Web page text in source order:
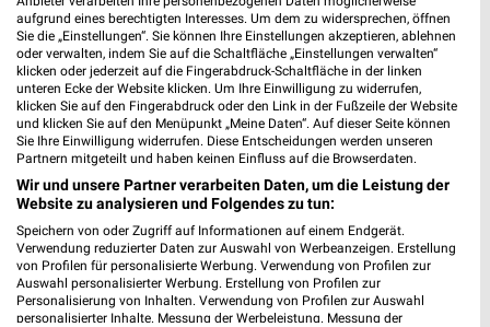
Oderbruchstr. 14
10369 Berlin
Heute geschlossen
4,01 km
Spreewald Thermenhotel - Kannewischer
Collection Burg (Spreewald)
Ringchaussee 152
03096 Burg (Spreewald)
90,74 km
aufgrund eines berechtigten Interesses. Um dem zu widersprechen, öffnen
Sie die „Einstellungen“. Sie können Ihre Einstellungen akzeptieren, ablehnen
oder verwalten, indem Sie auf die Schaltfläche „Einstellungen verwalten“
klicken oder jederzeit auf die Fingerabdruck-Schaltfläche in der linken
unteren Ecke der Website klicken. Um Ihre Einwilligung zu widerrufen,
klicken Sie auf den Fingerabdruck oder den Link in der Fußzeile der Website
und klicken Sie auf den Menüpunkt „Meine Daten“. Auf dieser Seite können
Sie Ihre Einwilligung widerrufen. Diese Entscheidungen werden unseren
Partnern mitgeteilt und haben keinen Einfluss auf die Browserdaten.
Wir und unsere Partner verarbeiten Daten, um die Leistung der
Website zu analysieren und Folgendes zu tun:
Speichern von oder Zugriff auf Informationen auf einem Endgerät.
Verwendung reduzierter Daten zur Auswahl von Werbeanzeigen. Erstellung
von Profilen für personalisierte Werbung. Verwendung von Profilen zur
Auswahl personalisierter Werbung. Erstellung von Profilen zur
Personalisierung von Inhalten. Verwendung von Profilen zur Auswahl
personalisierter Inhalte. Messung der Werbeleistung. Messung der